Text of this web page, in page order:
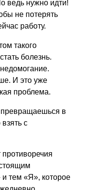
ведь нужно идти!
не потерять
работу.
такого
болезнь.
И это уже
проблема.
превращаешься в
с
тем «Я», которое